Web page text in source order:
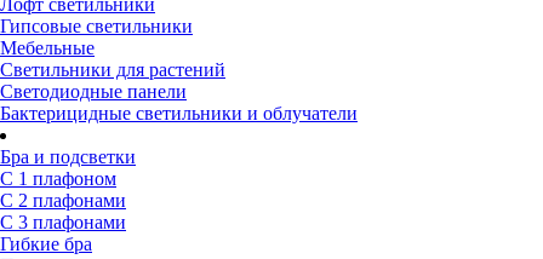
Лофт светильники
Гипсовые светильники
Мебельные
Светильники для растений
Светодиодные панели
Бактерицидные светильники и облучатели
Бра и подсветки
С 1 плафоном
С 2 плафонами
С 3 плафонами
Гибкие бра